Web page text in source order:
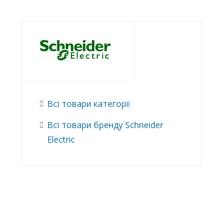
Всі товари категорії
Всі товари бренду Schneider
Electric